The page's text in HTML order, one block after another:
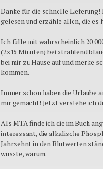
Danke für die schnelle
gelesen und erzähle allen, die
Ich fülle mit wahrscheinlich 20
(2x15 Minuten) bei strahlend
bei mir zu Hause auf und merke
kommen.
Immer schon haben die Urlaube
mir gemacht! Jetzt verstehe ich
Als MTA finde ich die im Buch
interessant, die alkalische
Jahrzehnt in den Blutwerten
wusste, warum.